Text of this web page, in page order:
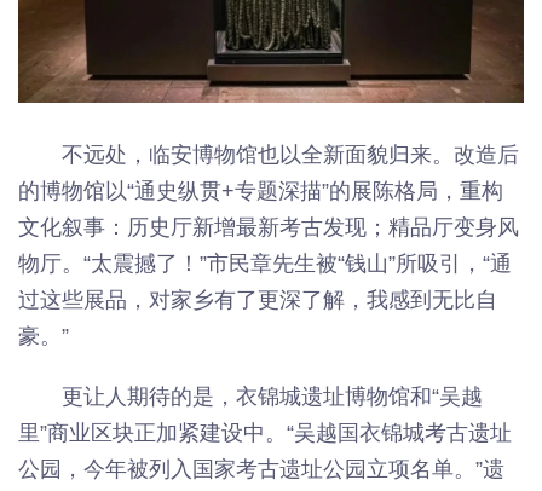
不远处，临安博物馆也以全新面貌归来。改造后
的博物馆以“通史纵贯+专题深描”的展陈格局，重构
文化叙事：历史厅新增最新考古发现；精品厅变身风
物厅。“太震撼了！”市民章先生被“钱山”所吸引，“通
过这些展品，对家乡有了更深了解，我感到无比自
豪。”
更让人期待的是，衣锦城遗址博物馆和“吴越
里”商业区块正加紧建设中。“吴越国衣锦城考古遗址
公园，今年被列入国家考古遗址公园立项名单。”遗